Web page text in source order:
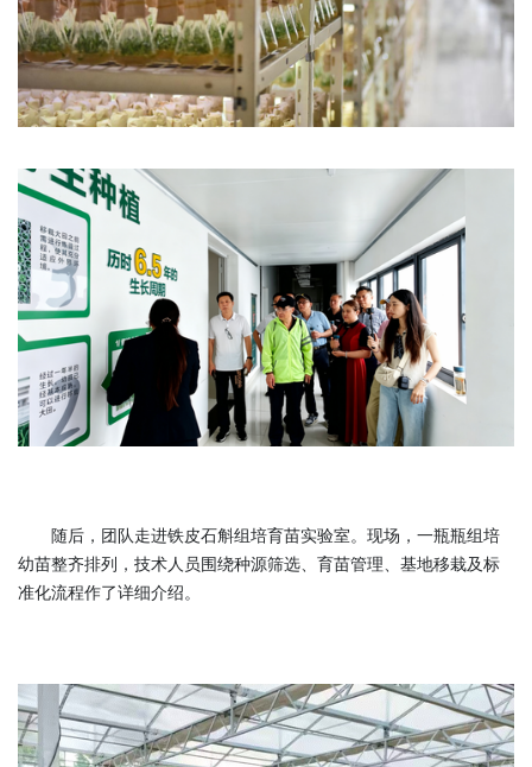
随后，团队走进铁皮石斛组培育苗实验室。现场，一瓶瓶组培
幼苗整齐排列，技术人员围绕种源筛选、育苗管理、基地移栽及标
准化流程作了详细介绍。